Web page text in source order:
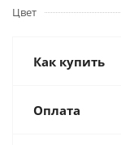
Цвет
Как купить
Оплата